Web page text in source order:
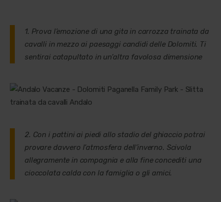
1. Prova l’emozione di una gita in carrozza trainata da
cavalli in mezzo ai paesaggi candidi delle Dolomiti. Ti
sentirai catapultato in un’altra favolosa dimensione
2. Con i pattini ai piedi allo stadio del ghiaccio potrai
provare davvero l’atmosfera dell’inverno. Scivola
allegramente in compagnia e alla fine concediti una
cioccolata calda con la famiglia o gli amici.